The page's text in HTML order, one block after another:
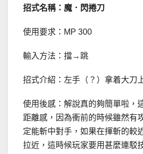
招式名稱：魔．閃捲刀
使用要求：MP 300
輸入方法：擋→跳
招式介紹：左手（？）拿着大刀
使用後感：解說真的夠簡單啦，
距離感，因為衝前的時候雖然有
定能斬中對手，如果在揮斬的較
拉近，這時候玩家要用甚麼連駁